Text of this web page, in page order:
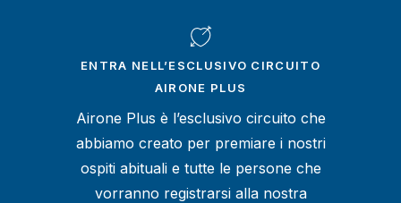
ENTRA NELL’ESCLUSIVO CIRCUITO
AIRONE PLUS
Airone Plus è l’esclusivo circuito che
abbiamo creato per premiare i nostri
ospiti abituali e tutte le persone che
vorranno registrarsi alla nostra